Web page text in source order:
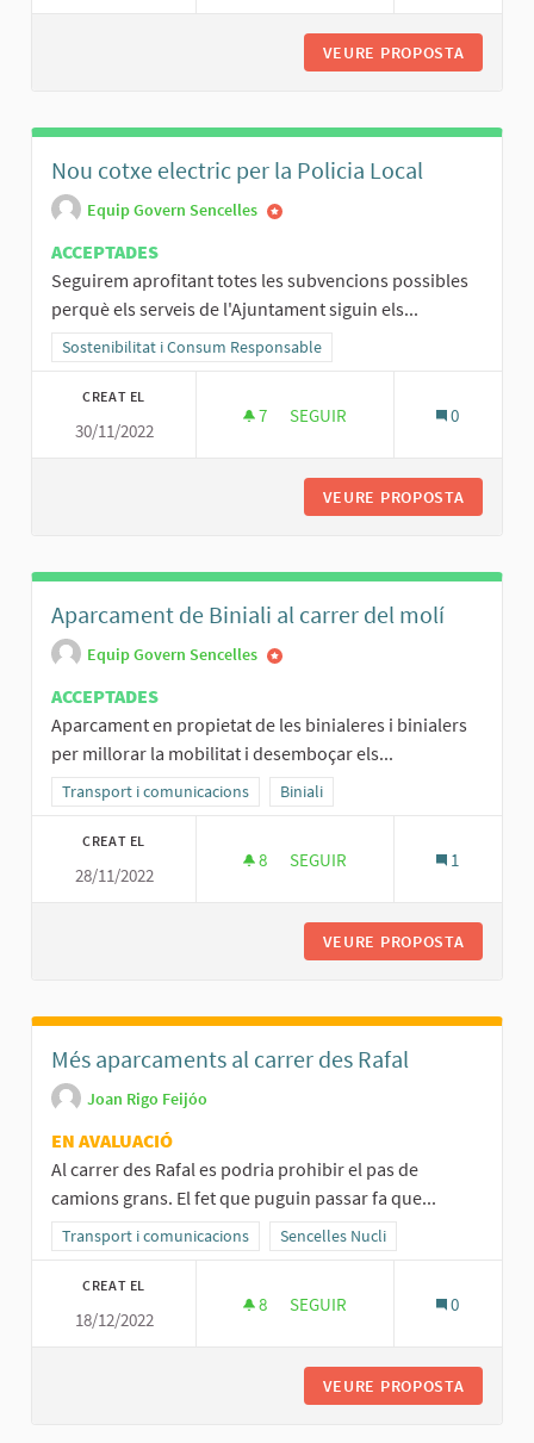
VEURE PROPOSTA
Nou cotxe electric per la Policia Local
Equip Govern Sencelles
ACCEPTADES
Seguirem aprofitant totes les subvencions possibles
perquè els serveis de l'Ajuntament siguin els...
Resultats al filtrar per la categoria: Sostenibilitat i Consum
Sostenibilitat i Consum Responsable
CREAT EL
30/11/2022
7 7 SEGUIDORES
SEGUIR 0
VEURE PROPOSTA
Aparcament de Biniali al carrer del molí
Equip Govern Sencelles
ACCEPTADES
Aparcament en propietat de les binialeres i binialers
per millorar la mobilitat i desemboçar els...
Resultats al filtrar per la categoria: Transport i comunicacions
Transport i comunicacions Resultats al filtrar per l'àmbit:
Biniali
CREAT EL
28/11/2022
8 8 SEGUIDORES
SEGUIR 1
VEURE PROPOSTA
Més aparcaments al carrer des Rafal
Joan Rigo Feijóo
EN AVALUACIÓ
Al carrer des Rafal es podria prohibir el pas de
camions grans. El fet que puguin passar fa que...
Resultats al filtrar per la categoria: Transport i comunicacions
Transport i comunicacions Resultats al filtrar per l'àmbit:
Sencelles Nucli
CREAT EL
18/12/2022
8 8 SEGUIDORES
SEGUIR 0
VEURE PROPOSTA